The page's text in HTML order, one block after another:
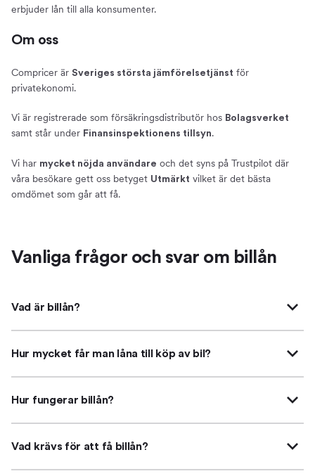
erbjuder lån till alla konsumenter.
Om oss
Compricer är Sveriges största jämförelsetjänst för
privatekonomi.
Vi är registrerade som försäkringsdistributör hos Bolagsverket
samt står under Finansinspektionens tillsyn.
Vi har mycket nöjda användare och det syns på Trustpilot där
våra besökare gett oss betyget Utmärkt vilket är det bästa
omdömet som går att få.
Vanliga frågor och svar om billån
Vad är billån?
Hur mycket får man låna till köp av bil?
Hur fungerar billån?
Vad krävs för att få billån?